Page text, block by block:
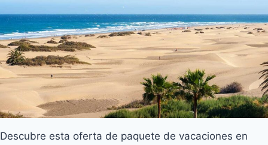
Descubre esta oferta de paquete de vacaciones en